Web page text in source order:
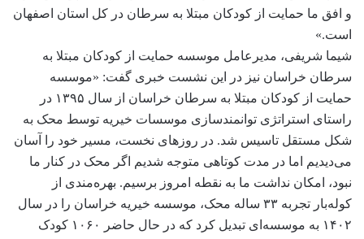
و افق ما حمایت از کودکان مبتلا به سرطان در کل استان اصفهان
است.»
شیما شریفی، مدیرعامل موسسه حمایت از کودکان مبتلا به
سرطان خراسان نیز در این نشست خبری گفت: «موسسه
حمایت از کودکان مبتلا به سرطان خراسان از سال ۱۳۹۵ در
راستای استراتژی توانمندسازی موسسات خیریه توسط محک به
شکل مستقل تاسیس شد. در روزهای نخست، مسیر خود را آسان
می‌دیدیم اما در مدت کوتاهی متوجه شدیم اگر محک در کنار ما
نبود، امکان نداشت ما به نقطه امروز برسیم. بهره‌مندی از
کوله‌بار تجربه ۳۳ ساله محک، موسسه خیریه خراسان را در سال
۱۴۰۲ به موسسه‌ای تبدیل کرد که در حال حاضر ۱۰۶۰ کودک